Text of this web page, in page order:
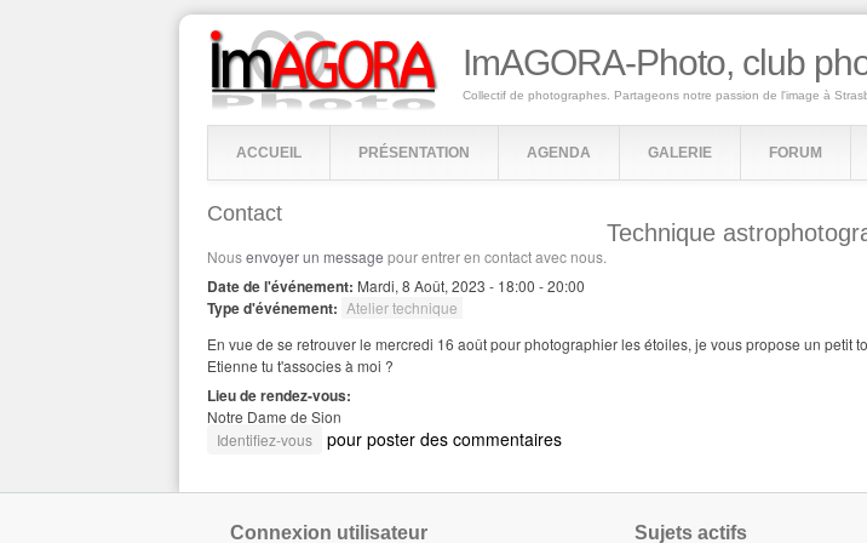
ImAGORA-Photo, club
Collectif de photographes. Partageons notre passion de l'image à
ACCUEIL PRÉSENTATION AGENDA GALERIE FORUM
Contact
Nousenvoyer un message pour entrer en contact avec nous.
Technique
Date de l'événement: Mardi, 8 Août, 2023 - 18:00 -20:00
Type d'événement: Atelier technique
En vue de se retrouver le mercredi 16 août pour photographier les étoiles, je vous propose un petit
Etienne tu t'associes à moi ?
Lieu de rendez-vous:
Notre Dame de Sion
Identifiez-vous
pour poster des commentaires
Connexion utilisateur Sujets actifs